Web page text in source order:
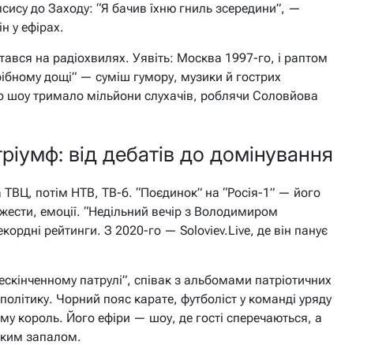
до Заходу: “Я бачив їхню гниль зсередини”, —
у ефірах.
на радіохвилях. Уявіть: Москва 1997-го, і раптом
дощі” — суміш гумору, музики й гострих
шоу тримало мільйони слухачів, роблячи Соловйова
від дебатів до домінування
потім НТВ, ТВ-6. “Поєдинок” на “Росія-1” — його
емоції. “Недільний вечір з Володимиром
рейтинги. З 2020-го — Soloviev.Live, де він панує
патрулі”, співак з альбомами патріотичних
Чорний пояс карате, футболіст у команді уряду
король. Його ефіри — шоу, де гості сперечаються, а
запалом.